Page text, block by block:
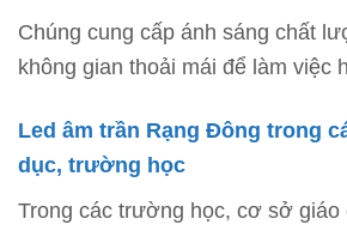
Chúng cung cấp ánh sáng chất
không gian thoải mái để làm việc
Led âm trần Rạng Đông trong
dục, trường học
Trong các trường học, cơ sở giáo